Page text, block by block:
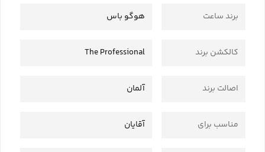
برند ساعت هوگو باس
کالکشن برند The Professional
اصالت برند آلمان
مناسب برای آقایان